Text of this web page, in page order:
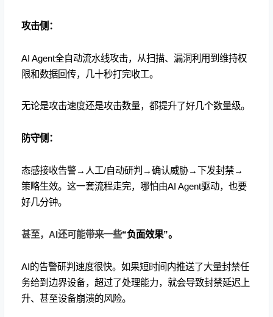
攻击侧：
AI Agent全自动流水线攻击，从扫描、漏洞利用到维持权
限和数据回传，几十秒打完收工。
无论是攻击速度还是攻击数量，都提升了好几个数量级。
防守侧：
态感接收告警→人工/自动研判→确认威胁→下发封禁→
策略生效。这一套流程走完，哪怕由AI Agent驱动，也要
好几分钟。
甚至，AI还可能带来一些“负面效果”。
AI的告警研判速度很快。如果短时间内推送了大量封禁任
务给到边界设备，超过了处理能力，就会导致封禁延迟上
升、甚至设备崩溃的风险。